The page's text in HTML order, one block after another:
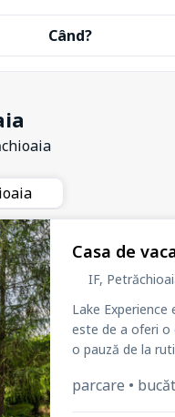
Când?
Casa de
IF,
Lake
este de a oferi o
o pauză de la
parcare •